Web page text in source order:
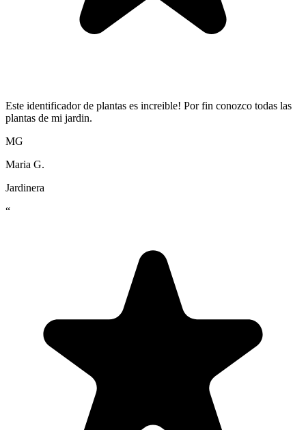
Este identificador de plantas es increible! Por fin conozco todas las
plantas de mi jardin.
MG
Maria G.
Jardinera
“